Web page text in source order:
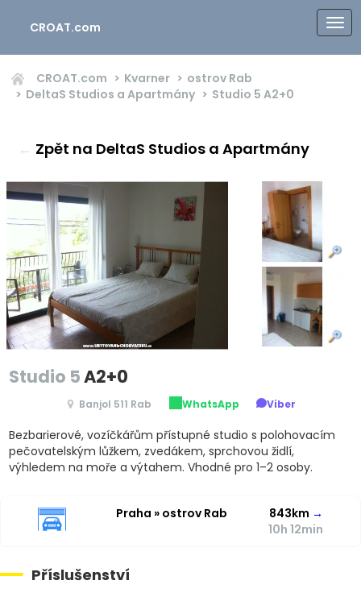
CROAT.com
CROAT.com Kvarner
ostrov Rab
DeltaS Studios a Apartmány
Studio 5 A2+0
← Zpět na DeltaS Studios a Apartmány
Studio 5A2+0
Banjol 511 Rab WhatsApp Viber
Bezbarierové, vozíčkářům přístupné studio s polohovacím
pečovatelským lůžkem, zvedákem, sprchovou židlí,
výhledem na moře a výtahem. Vhodné pro 1–2 osoby.
Praha » ostrov Rab 843km →
10h 12min
Příslušenství